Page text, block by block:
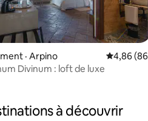
· Arpino Note
4,86
Divinum : loft de luxe
à découvrir